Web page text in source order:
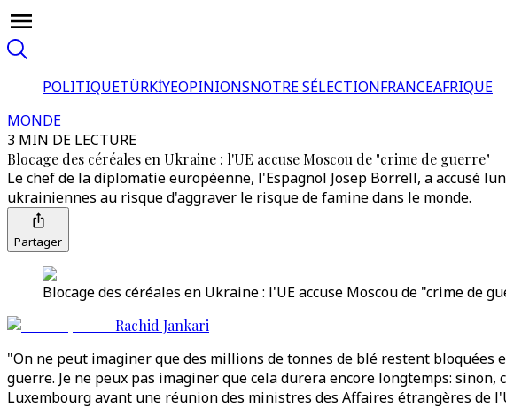
POLITIQUETÜRKİYEOPINIONSNOTRE SÉLECTIONFRANCEAFRIQUE
MONDE
3 MIN DE LECTURE
Blocage des céréales en Ukraine : l'UE accuse Moscou de "crime de guerre"
Le chef de la diplomatie européenne, l'Espagnol Josep Borrell, a accusé
ukrainiennes au risque d'aggraver le risque de famine dans le monde.
Partager
Blocage des céréales en Ukraine : l'UE accuse Moscou de "crime de
Rachid Jankari
"On ne peut imaginer que des millions de tonnes de blé restent
guerre. Je ne peux pas imaginer que cela durera encore longtemps:
Luxembourg avant une réunion des ministres des Affaires étrangères de